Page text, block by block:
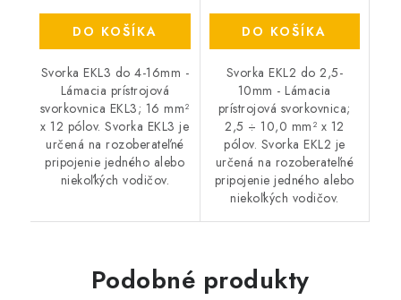
DO KOŠÍKA
Svorka EKL3 do 4-16mm -
Lámacia prístrojová
svorkovnica EKL3; 16 mm²
x 12 pólov. Svorka EKL3 je
určená na rozoberateľné
pripojenie jedného alebo
niekoľkých vodičov.
DO KOŠÍKA
Svorka EKL2 do 2,5-
10mm - Lámacia
prístrojová svorkovnica;
2,5 ÷ 10,0 mm² x 12
pólov. Svorka EKL2 je
určená na rozoberateľné
pripojenie jedného alebo
niekoľkých vodičov.
Podobné produkty